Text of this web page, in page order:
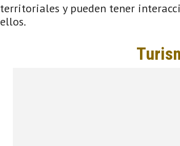
territoriales y pueden tener
ellos.